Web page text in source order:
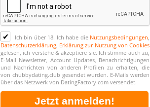
✔ Ich bin über 18. Ich habe die Nutzungsbedingungen,
Datenschutzerklärung, Erklärung zur Nutzung von Cookies
gelesen, ich verstehe & akzeptiere sie. Ich stimme auch zu,
E-Mail Newsletter, Account Updates, Benachrichtigungen
und Nachrichten von anderen Profilen zu erhalten, die
von chubbydating.club gesendet wurden. E-Mails werden
über das Netzwerk von DatingFactory.com versendet.